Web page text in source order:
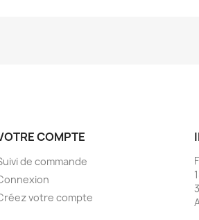
COMPTE
de commande
votre compte